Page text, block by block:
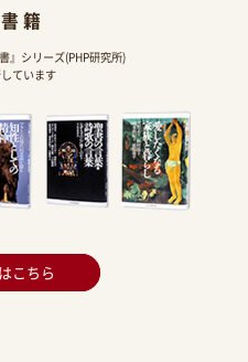
籍
』シリーズ(PHP研究所)
ています
こちら